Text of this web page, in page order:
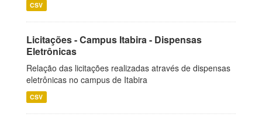
CSV
Licitações - Campus Itabira - Dispensas
Eletrônicas
Relação das licitações realizadas através de dispensas
eletrônicas no campus de Itabira
CSV